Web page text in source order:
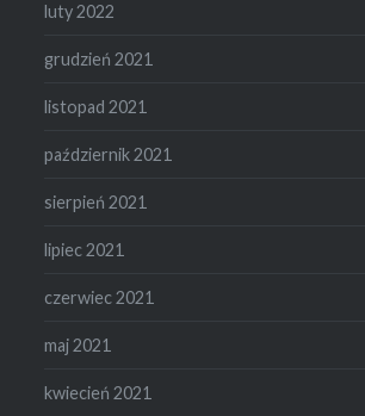
luty 2022
grudzień 2021
listopad 2021
październik 2021
sierpień 2021
lipiec 2021
czerwiec 2021
maj 2021
kwiecień 2021